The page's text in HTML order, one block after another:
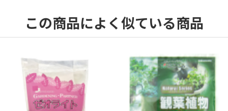
この商品によく似ている商品